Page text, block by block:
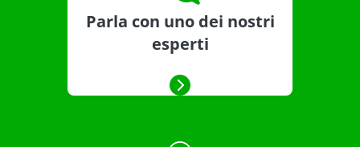
Parla con uno dei nostri
esperti